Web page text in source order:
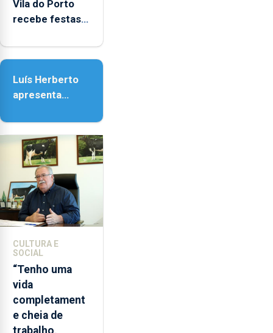
Vila do Porto
recebe festas
Nossa Senhora
Luís Herberto
apresenta
Paisagem’
CULTURA E
SOCIAL
“Tenho uma
vida
completament
e cheia de